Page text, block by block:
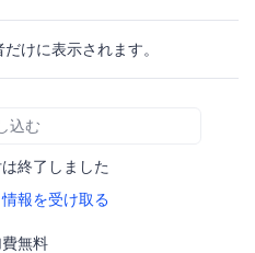
けに表示されます。
込む
終了しました
報を受け取る
無料